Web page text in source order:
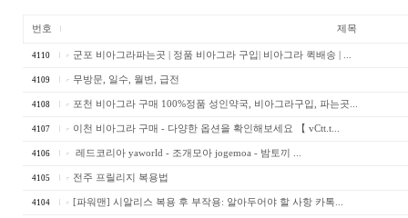
번호 제목
4110 군포 비아그라파는곳 | 정품 비아그라 구입| 비아그라 퀵배송 | ...
4109 무방문, 일수, 월변, 급전
4108 포천 비아그라 구매 100%정품 성인약국, 비아그라구입, 파는곳...
4107 이천 비아그라 구매 - 다양한 옵션을 확인해보세요 【 vCtt.t...
4106 레드코리아 yaworld - 조개모아 jogemoa - 밤토끼 ...
4105 전주 프릴리지 복용법
4104 [파워맨] 시알리스 복용 후 부작용: 알아두어야 할 사항 카톡...